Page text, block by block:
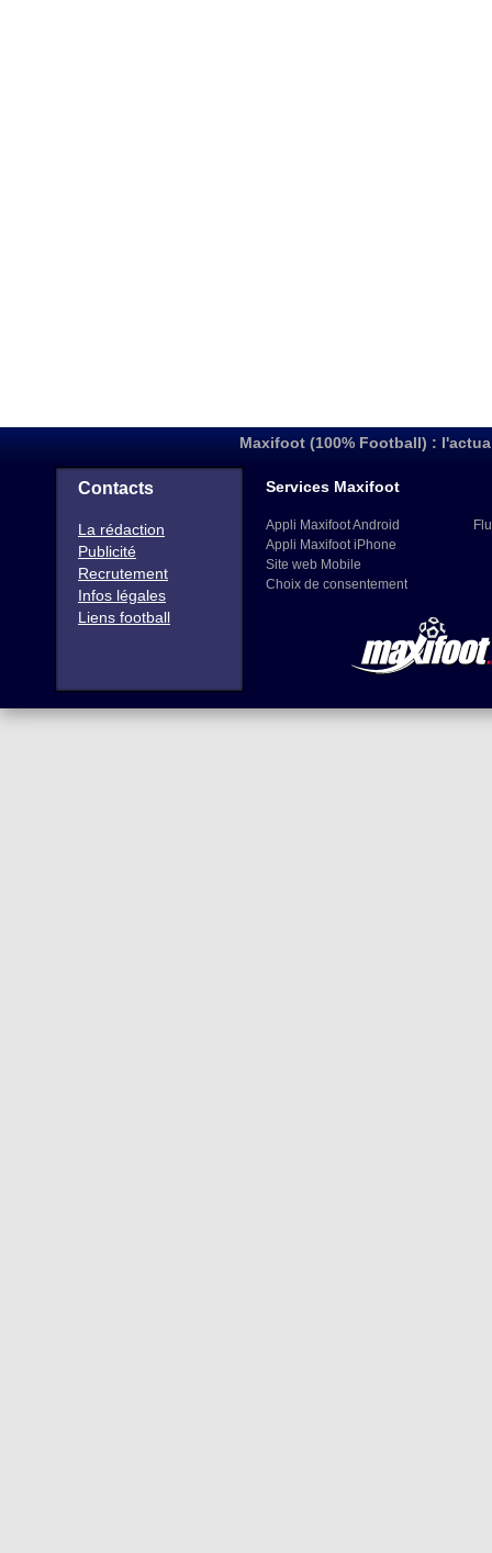
Maxifoot (100% Football) :
Contacts
La rédaction
Publicité
Recrutement
Infos légales
Liens football
Services Maxifoot
Appli Maxifoot Android
Appli Maxifoot iPhone
Site web Mobile
Choix de consentement